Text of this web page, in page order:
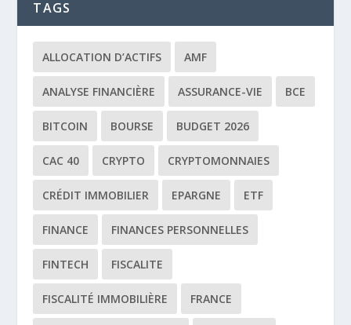
TAGS
ALLOCATION D’ACTIFS AMF
ANALYSE FINANCIÈRE ASSURANCE-VIE BCE
BITCOIN BOURSE BUDGET 2026
CAC 40 CRYPTO CRYPTOMONNAIES
CRÉDIT IMMOBILIER EPARGNE ETF
FINANCE FINANCES PERSONNELLES
FINTECH FISCALITE
FISCALITÉ IMMOBILIÈRE FRANCE